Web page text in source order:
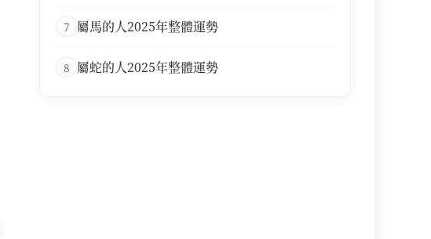
7 屬馬的人2025年整體運勢
8 屬蛇的人2025年整體運勢